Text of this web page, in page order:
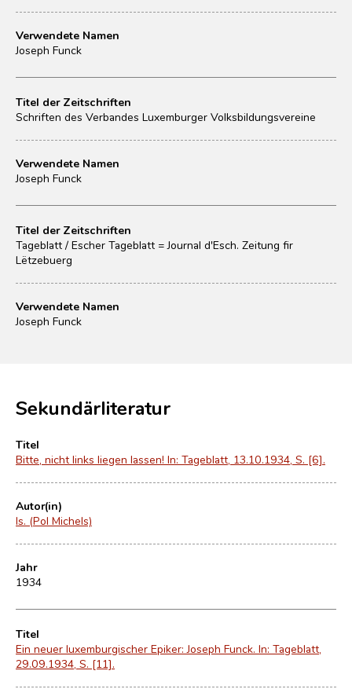
Verwendete Namen
Joseph Funck
Titel der Zeitschriften
Schriften des Verbandes Luxemburger Volksbildungsvereine
Verwendete Namen
Joseph Funck
Titel der Zeitschriften
Tageblatt / Escher Tageblatt = Journal d'Esch. Zeitung fir
Lëtzebuerg
Verwendete Namen
Joseph Funck
Sekundärliteratur
Titel
Bitte, nicht links liegen lassen! In: Tageblatt, 13.10.1934, S. [6].
Autor(in)
ls. (Pol Michels)
Jahr
1934
Titel
Ein neuer luxemburgischer Epiker: Joseph Funck. In: Tageblatt,
29.09.1934, S. [11].